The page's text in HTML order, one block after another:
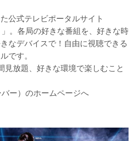
公式テレビポータルサイト
」。各局の好きな番組を、好きな時
なデバイスで！自由に視聴できる
です。
見放題、好きな環境で楽しむこと
ー）のホームページへ